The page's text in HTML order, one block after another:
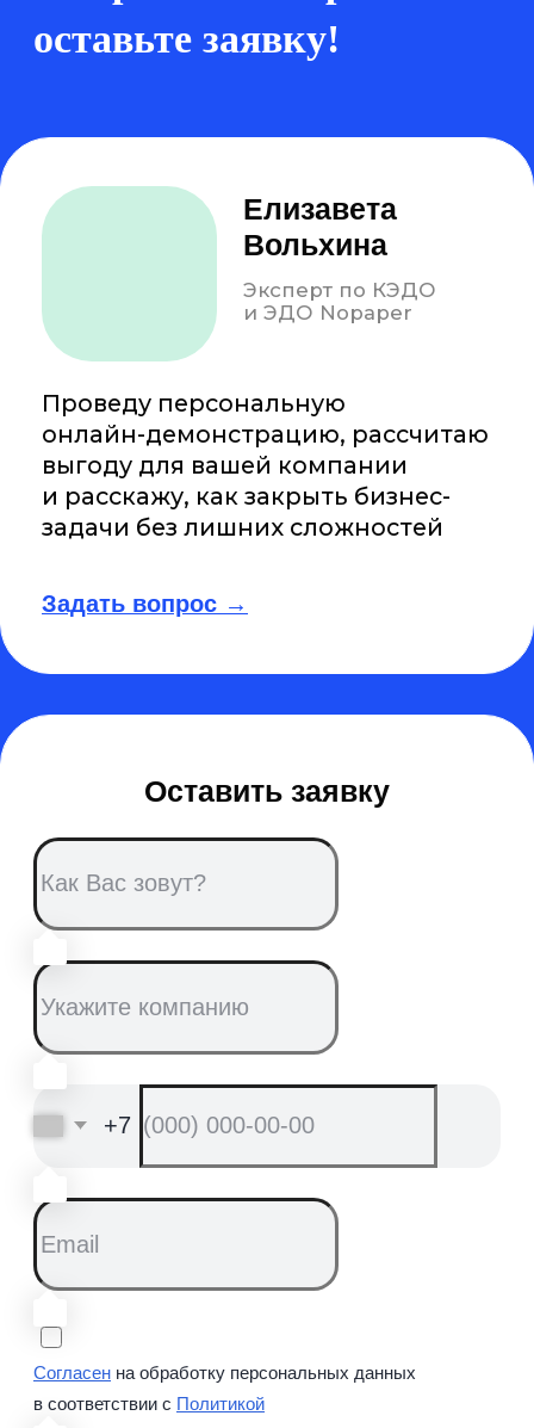
Зарегистрированы в реестрах:
Компания-резидент:
Пользовательское соглашение
персональных данных на сайте nopaper.ru
Согласие на обработку персональных данных
Правовая информация
SLA технической поддержки
Информация о поддерживаемых Nopaper
браузеров и ОС